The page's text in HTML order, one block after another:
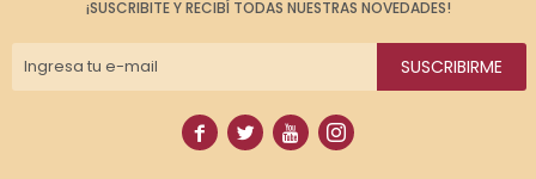
¡SUSCRIBITE Y RECIBÍ TODAS NUESTRAS NOVEDADES!
SUSCRIBIRME
   